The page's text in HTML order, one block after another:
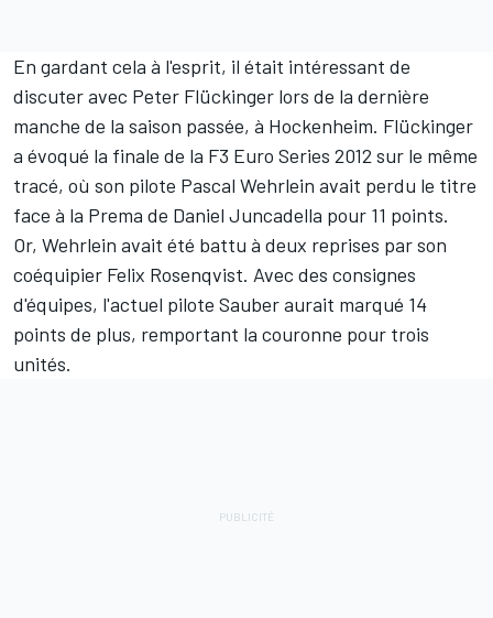
En gardant cela à l'esprit, il était intéressant de
discuter avec Peter Flückinger lors de la dernière
manche de la saison passée, à Hockenheim. Flückinger
a évoqué la finale de la F3 Euro Series 2012 sur le même
tracé, où son pilote Pascal Wehrlein avait perdu le titre
face à la Prema de Daniel Juncadella pour 11 points.
Or, Wehrlein avait été battu à deux reprises par son
coéquipier Felix Rosenqvist. Avec des consignes
d'équipes, l'actuel pilote Sauber aurait marqué 14
points de plus, remportant la couronne pour trois
unités.